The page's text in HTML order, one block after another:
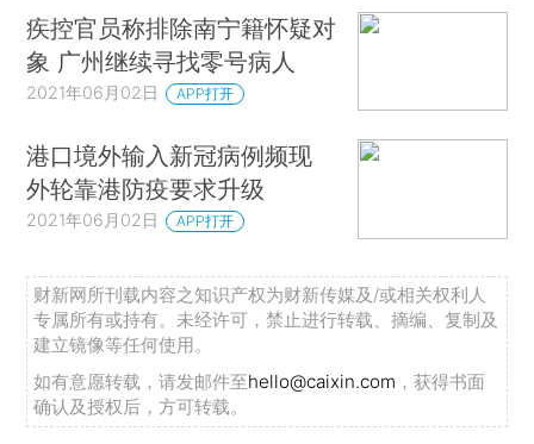
疾控官员称排除南宁籍怀疑对
象 广州继续寻找零号病人
2021年06月02日 APP打开
港口境外输入新冠病例频现
外轮靠港防疫要求升级
2021年06月02日 APP打开
财新网所刊载内容之知识产权为财新传媒及/或相关权利人
专属所有或持有。未经许可，禁止进行转载、摘编、复制及
建立镜像等任何使用。
如有意愿转载，请发邮件至hello@caixin.com ，获得书面
确认及授权后，方可转载。